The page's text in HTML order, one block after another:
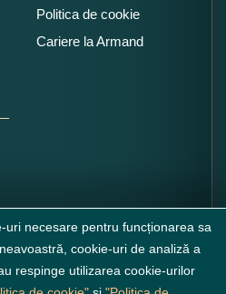
Politica de cookie
Cariere la Armand
uri necesare pentru funcționarea sa
cookie-uri de analiză a
respinge utilizarea cookie-urilor